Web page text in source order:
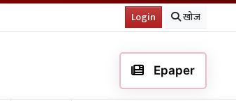
Login खोज
Epaper